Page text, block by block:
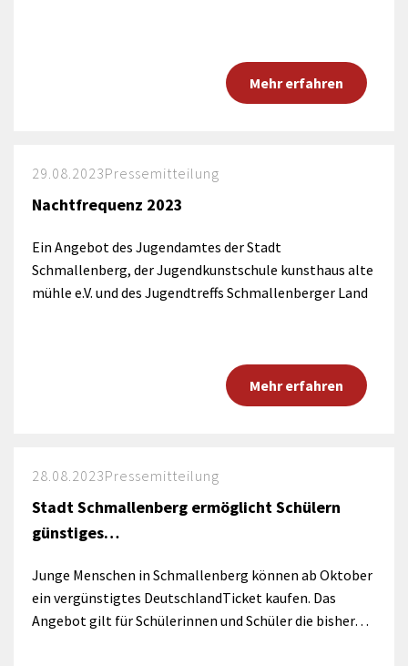
Mehr erfahren
29.08.2023Pressemitteilung
Nachtfrequenz 2023
Ein Angebot des Jugendamtes der Stadt
Schmallenberg, der Jugendkunstschule kunsthaus alte
mühle e.V. und des Jugendtreffs Schmallenberger Land
Mehr erfahren
28.08.2023Pressemitteilung
Stadt Schmallenberg ermöglicht Schülern
günstiges…
Junge Menschen in Schmallenberg können ab Oktober
ein vergünstigtes DeutschlandTicket kaufen. Das
Angebot gilt für Schülerinnen und Schüler die bisher…